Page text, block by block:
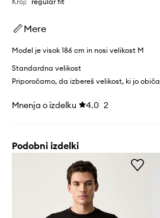
Mere
Model je visok 186 cm in nosi velikost M
Standardna velikost
Priporočamo, da izbereš velikost, ki jo
Mnenja o izdelku 4.0 2
Podobni izdelki